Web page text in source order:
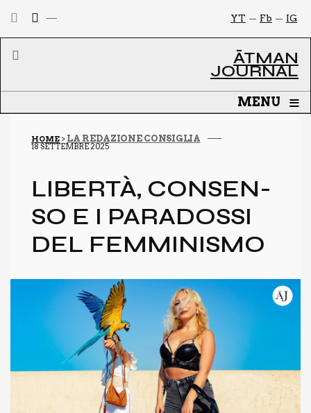
IG
Fb
YT
ĀTMAN
JOURNAL
MENU ≡
HOME > LA REDAZIONE CONSIGLIA
18 SETTEMBRE 2025
LIBER­TÀ, CON­SEN­
SO E I PARA­DOS­SI
DEL FEM­MI­NI­SMO